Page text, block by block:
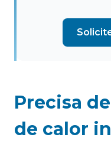
Precisa
de calor